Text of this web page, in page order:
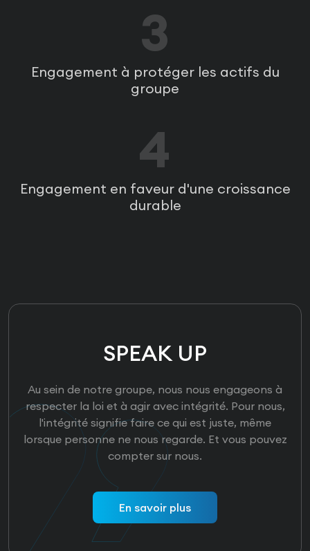
3
Engagement à protéger les actifs du
groupe
4
Engagement en faveur d'une croissance
durable
SPEAK UP
Au sein de notre groupe, nous nous engageons à
respecter la loi et à agir avec intégrité. Pour nous,
l'intégrité signifie faire ce qui est juste, même
lorsque personne ne nous regarde. Et vous pouvez
compter sur nous.
En savoir plus